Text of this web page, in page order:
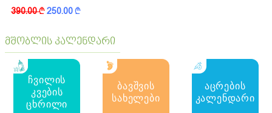
390.00k250.00k
მშობლის კალენდარი
ჩვილის
კვების
ცხრილი
ბავშვის
სახელები
აცრების
კალენდარი